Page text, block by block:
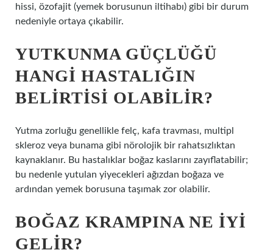
hissi, özofajit (yemek borusunun iltihabı) gibi bir durum
nedeniyle ortaya çıkabilir.
YUTKUNMA GÜÇLÜĞÜ
HANGI HASTALIĞIN
BELIRTISI OLABILIR?
Yutma zorluğu genellikle felç, kafa travması, multipl
skleroz veya bunama gibi nörolojik bir rahatsızlıktan
kaynaklanır. Bu hastalıklar boğaz kaslarını zayıflatabilir;
bu nedenle yutulan yiyecekleri ağızdan boğaza ve
ardından yemek borusuna taşımak zor olabilir.
BOĞAZ KRAMPINA NE IYI
GELIR?